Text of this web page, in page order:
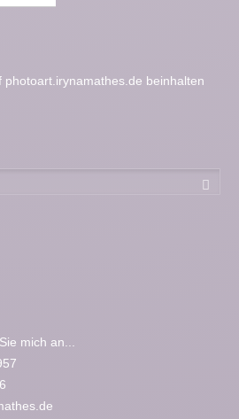
photoart.irynamathes.de beinhalten
mich an...